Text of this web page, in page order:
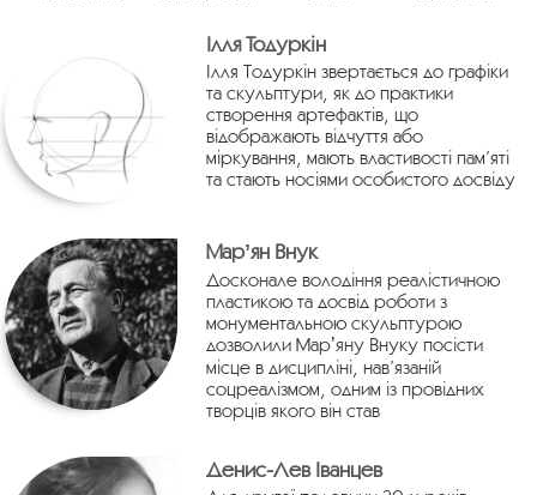
Ілля Тодуркін
Ілля Тодуркін звертається до графіки
та скульптури, як до практики
створення артефактів, що
відображають відчуття або
міркування, мають властивості пам’яті
та стають носіями особистого досвіду
Марʼян Внук
Досконале володіння реалістичною
пластикою та досвід роботи з
монументальною скульптурою
дозволили Марʼяну Внуку посісти
місце в дисципліні, нав’язаній
соцреалізмом, одним із провідних
творців якого він став
Денис-Лев Іванцев